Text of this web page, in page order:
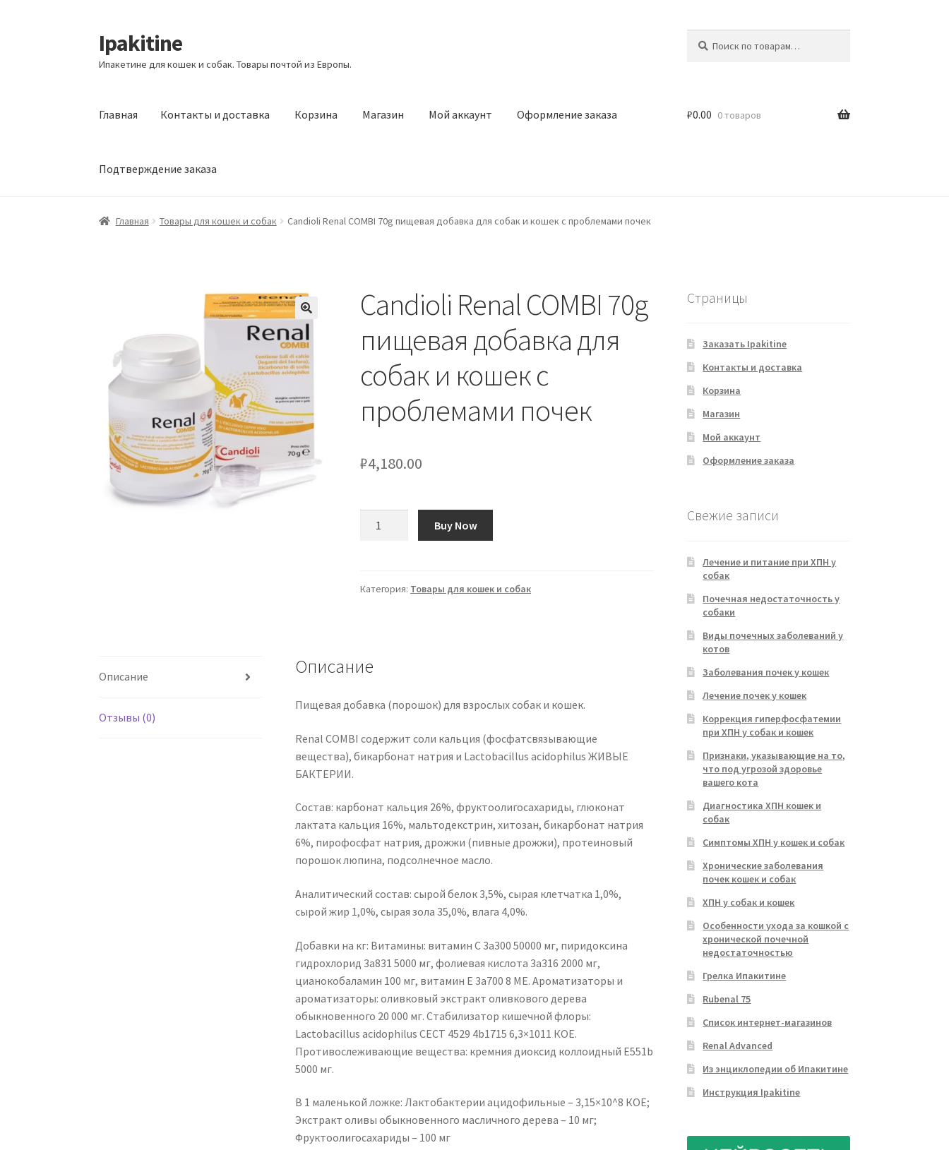
Перейти
к
навигации
Перейти
к
содержимому
Ipakitine
Ипакетине для кошек и собак. Товары почтой из Европы.
Главная Контакты и доставка Корзина Магазин Мой аккаунт Оформление заказа
Подтверждение заказа
Главная Контакты и доставка Корзина Магазин Мой аккаунт Оформление заказа Подтверждение заказа
₽0.00 0 товаров
Главная Товары для кошек и собак Candioli Renal COMBI 70g пищевая добавка для собак и кошек с проблемами почек
Candioli Renal COMBI 70g
пищевая добавка для
собак и кошек с
проблемами почек
₽4,180.00
COMBI
собак
кошек
проблемами
почек
Buy Now
Категория: Товары для кошек и собак
Описание
Отзывы (0)
Описание
Пищевая добавка (порошок) для взрослых собак и кошек.
Renal COMBI содержит соли кальция (фосфатсвязывающие
вещества), бикарбонат натрия и Lactobacillus acidophilus ЖИВЫЕ
БАКТЕРИИ.
Состав: карбонат кальция 26%, фруктоолигосахариды, глюконат
лактата кальция 16%, мальтодекстрин, хитозан, бикарбонат натрия
6%, пирофосфат натрия, дрожжи (пивные дрожжи), протеиновый
порошок люпина, подсолнечное масло.
Аналитический состав: сырой белок 3,5%, сырая клетчатка 1,0%,
сырой жир 1,0%, сырая зола 35,0%, влага 4,0%.
Добавки на кг: Витамины: витамин С 3а300 50000 мг, пиридоксина
гидрохлорид 3а831 5000 мг, фолиевая кислота 3а316 2000 мг,
цианокобаламин 100 мг, витамин Е 3а700 8 МЕ. Ароматизаторы и
ароматизаторы: оливковый экстракт оливкового дерева
обыкновенного 20 000 мг. Стабилизатор кишечной флоры:
Lactobacillus acidophilus CECT 4529 4b1715 6,3×1011 КОЕ.
Противослеживающие вещества: кремния диоксид коллоидный Е551b
5000 мг.
В 1 маленькой ложке: Лактобактерии ацидофильные – 3,15×10^8 КОЕ;
Экстракт оливы обыкновенного масличного дерева – 10 мг;
Фруктоолигосахариды – 100 мг
Страницы
Заказать Ipakitine
Контакты и доставка
Корзина
Магазин
Мой аккаунт
Оформление заказа
Свежие записи
Лечение и питание при ХПН у
собак
Почечная недостаточность у
собаки
Виды почечных заболеваний у
котов
Заболевания почек у кошек
Лечение почек у кошек
Коррекция гиперфосфатемии
при ХПН у собак и кошек
Признаки, указывающие на то,
что под угрозой здоровье
вашего кота
Диагностика ХПН кошек и
собак
Симптомы ХПН у кошек и собак
Хронические заболевания
почек кошек и собак
ХПН у собак и кошек
Особенности ухода за кошкой с
хронической почечной
недостаточностью
Грелка Ипакитине
Rubenal 75
Список интернет-магазинов
Renal Advanced
Из энциклопедии об Ипакитине
Инструкция Ipakitine